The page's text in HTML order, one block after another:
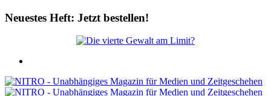
Neuestes Heft: Jetzt bestellen!